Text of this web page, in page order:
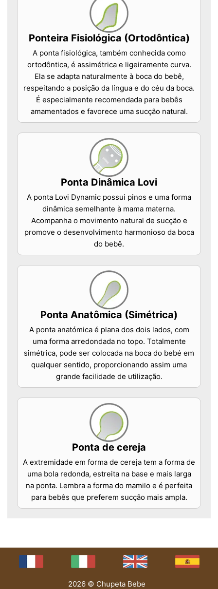
Ponteira Fisiológica (Ortodôntica)
A ponta fisiológica, também conhecida como
ortodôntica, é assimétrica e ligeiramente curva.
Ela se adapta naturalmente à boca do bebê,
respeitando a posição da língua e do céu da boca.
É especialmente recomendada para bebês
amamentados e favorece uma sucção natural.
Ponta Dinâmica Lovi
A ponta Lovi Dynamic possui pinos e uma forma
dinâmica semelhante à mama materna.
Acompanha o movimento natural de sucção e
promove o desenvolvimento harmonioso da boca
do bebê.
Ponta Anatômica (Simétrica)
A ponta anatómica é plana dos dois lados, com
uma forma arredondada no topo. Totalmente
simétrica, pode ser colocada na boca do bebé em
qualquer sentido, proporcionando assim uma
grande facilidade de utilização.
Ponta de cereja
A extremidade em forma de cereja tem a forma de
uma bola redonda, estreita na base e mais larga
na ponta. Lembra a forma do mamilo e é perfeita
para bebês que preferem sucção mais ampla.
2026 © Chupeta Bebe